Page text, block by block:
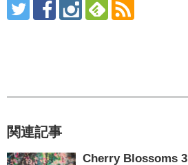
関連記事
Cherry Blossoms 3